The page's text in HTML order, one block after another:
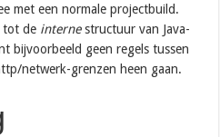
met een normale projectbuild.
tot de internestructuur van Java-
bijvoorbeeld geen regels tussen
netwerk-grenzen heen gaan.